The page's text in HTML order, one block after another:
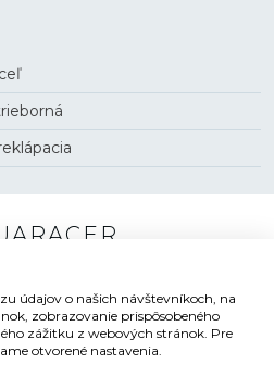
nemôžu chýbať
označenie Aquaracer a
dizajn sdvanásťstrannou
korunkou s elegantnou
údajov o našich návštevníkoch, na
zobrazovanie prispôsobeného
zážitku z webových stránok. Pre
otvorené nastavenia.